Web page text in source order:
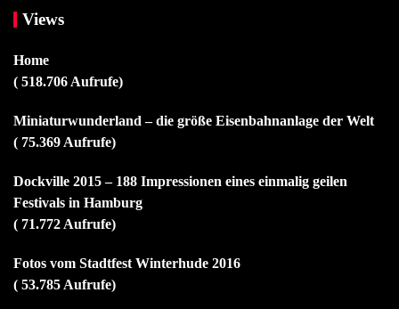
Views
Home
( 518.706 Aufrufe)
Miniaturwunderland – die größe Eisenbahnanlage der Welt
( 75.369 Aufrufe)
Dockville 2015 – 188 Impressionen eines einmalig geilen
Festivals in Hamburg
( 71.772 Aufrufe)
Fotos vom Stadtfest Winterhude 2016
( 53.785 Aufrufe)